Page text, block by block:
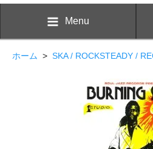
Menu
ホーム > SKA / ROCKSTEADY /